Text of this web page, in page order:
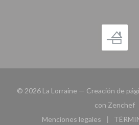
© 2026 La Lorraine — Creación de
con Zenchef
Menciones legales